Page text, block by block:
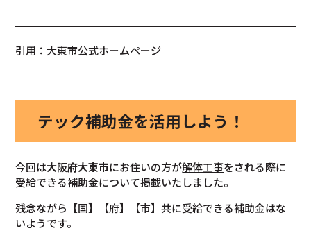
引用：大東市公式ホームページ
テック補助金を活用しよう！
今回は大阪府大東市にお住いの方が解体工事をされる際に
受給できる補助金について掲載いたしました。
残念ながら【国】【府】【市】共に受給できる補助金はな
いようです。